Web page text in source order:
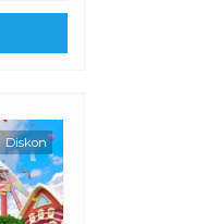
Diskon